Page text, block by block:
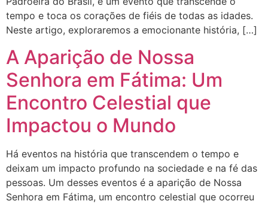
tempo e toca os corações de fiéis de todas as idades.
Neste artigo, exploraremos a emocionante história, […]
A Aparição de Nossa
Senhora em Fátima: Um
Encontro Celestial que
Impactou o Mundo
Há eventos na história que transcendem o tempo e
deixam um impacto profundo na sociedade e na fé das
pessoas. Um desses eventos é a aparição de Nossa
Senhora em Fátima, um encontro celestial que ocorreu